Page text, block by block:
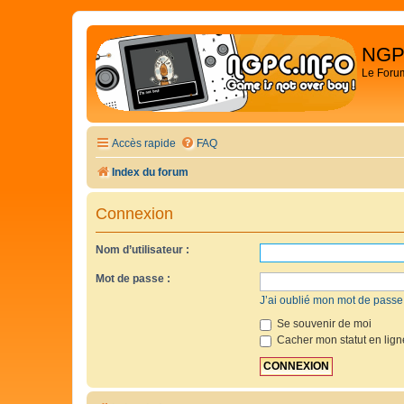
Le
Accès rapide FAQ
Index du forum
Connexion
Nom d’utilisateur :
Mot de passe :
J’ai oublié mon mot de passe
Se souvenir de moi
Cacher mon statut en